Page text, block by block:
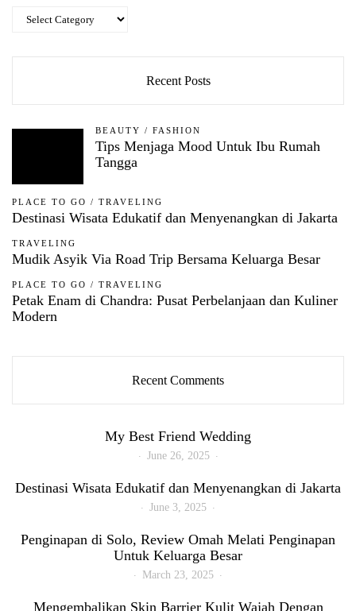
Categories
Recent Posts
BEAUTY / FASHION
Tips Menjaga Mood Untuk Ibu Rumah
Tangga
PLACE TO GO / TRAVELING
Destinasi Wisata Edukatif dan Menyenangkan di Jakarta
TRAVELING
Mudik Asyik Via Road Trip Bersama Keluarga Besar
PLACE TO GO / TRAVELING
Petak Enam di Chandra: Pusat Perbelanjaan dan Kuliner
Modern
Recent Comments
My Best Friend Wedding
June 26, 2025
Destinasi Wisata Edukatif dan Menyenangkan di Jakarta
June 3, 2025
Penginapan di Solo, Review Omah Melati Penginapan
Untuk Keluarga Besar
March 23, 2025
Mengembalikan Skin Barrier Kulit Wajah Dengan